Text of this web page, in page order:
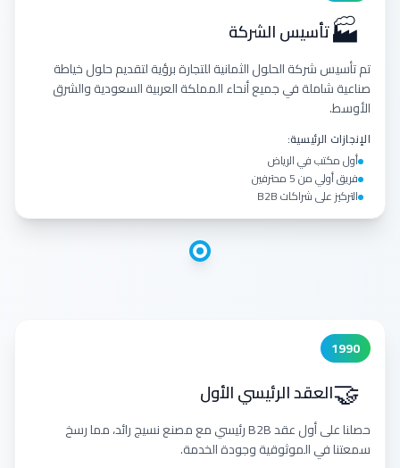
🏭تأسيس الشركة
تم تأسيس شركة الحلول الثمانية للتجارة برؤية لتقديم حلول خياطة
صناعية شاملة في جميع أنحاء المملكة العربية السعودية والشرق
الأوسط.
الإنجازات الرئيسية:
أول مكتب في الرياض
فريق أولي من 5 محترفين
التركيز على شراكات B2B
1990
🤝العقد الرئيسي الأول
حصلنا على أول عقد B2B رئيسي مع مصنع نسيج رائد، مما رسخ
سمعتنا في الموثوقية وجودة الخدمة.